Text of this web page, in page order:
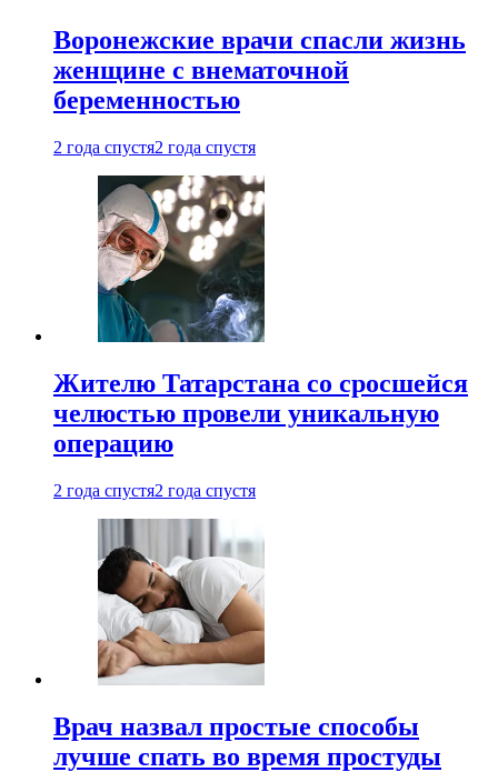
Воронежские врачи спасли жизнь
женщине с внематочной
беременностью
2 года спустя2 года спустя
Жителю Татарстана со сросшейся
челюстью провели уникальную
операцию
2 года спустя2 года спустя
Врач назвал простые способы
лучше спать во время простуды